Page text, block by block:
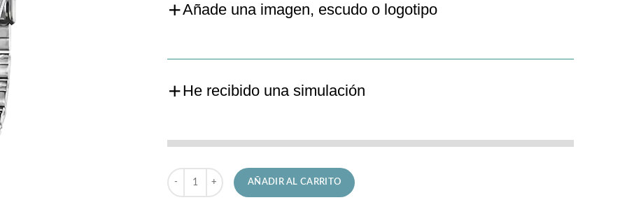
Añade una imagen, escudo o logotipo
He recibido una simulación
Reloj Lotus de Señora 19061/3 Clásico cantidad
AÑADIR AL CARRITO